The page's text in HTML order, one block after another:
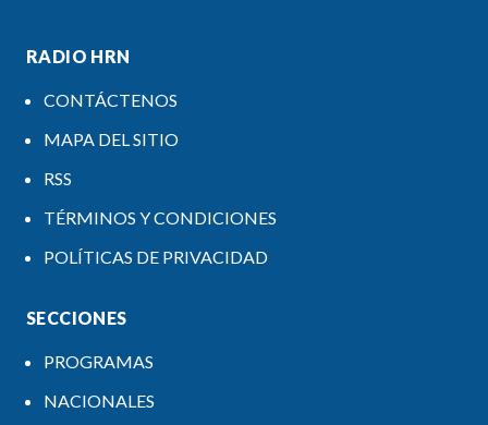
RADIO HRN
CONTÁCTENOS
MAPA DEL SITIO
RSS
TÉRMINOS Y CONDICIONES
POLÍTICAS DE PRIVACIDAD
SECCIONES
PROGRAMAS
NACIONALES